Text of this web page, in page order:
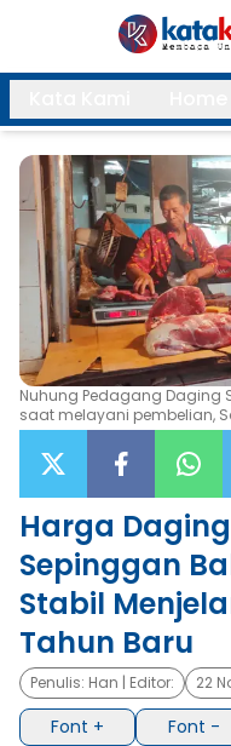
Search
Nuhung Pedagang Daging
saat melayani pembelian,
Harga
Sepinggan
Stabil
Tahun Baru
Penulis: Han | Editor: 22
Font + Font -